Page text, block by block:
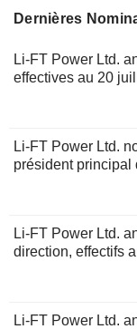
Dernières
Li-FT Power Ltd.
effectives au 20
Li-FT Power Ltd.
président principal
Li-FT Power Ltd.
direction, effectifs
Li-FT Power Ltd.